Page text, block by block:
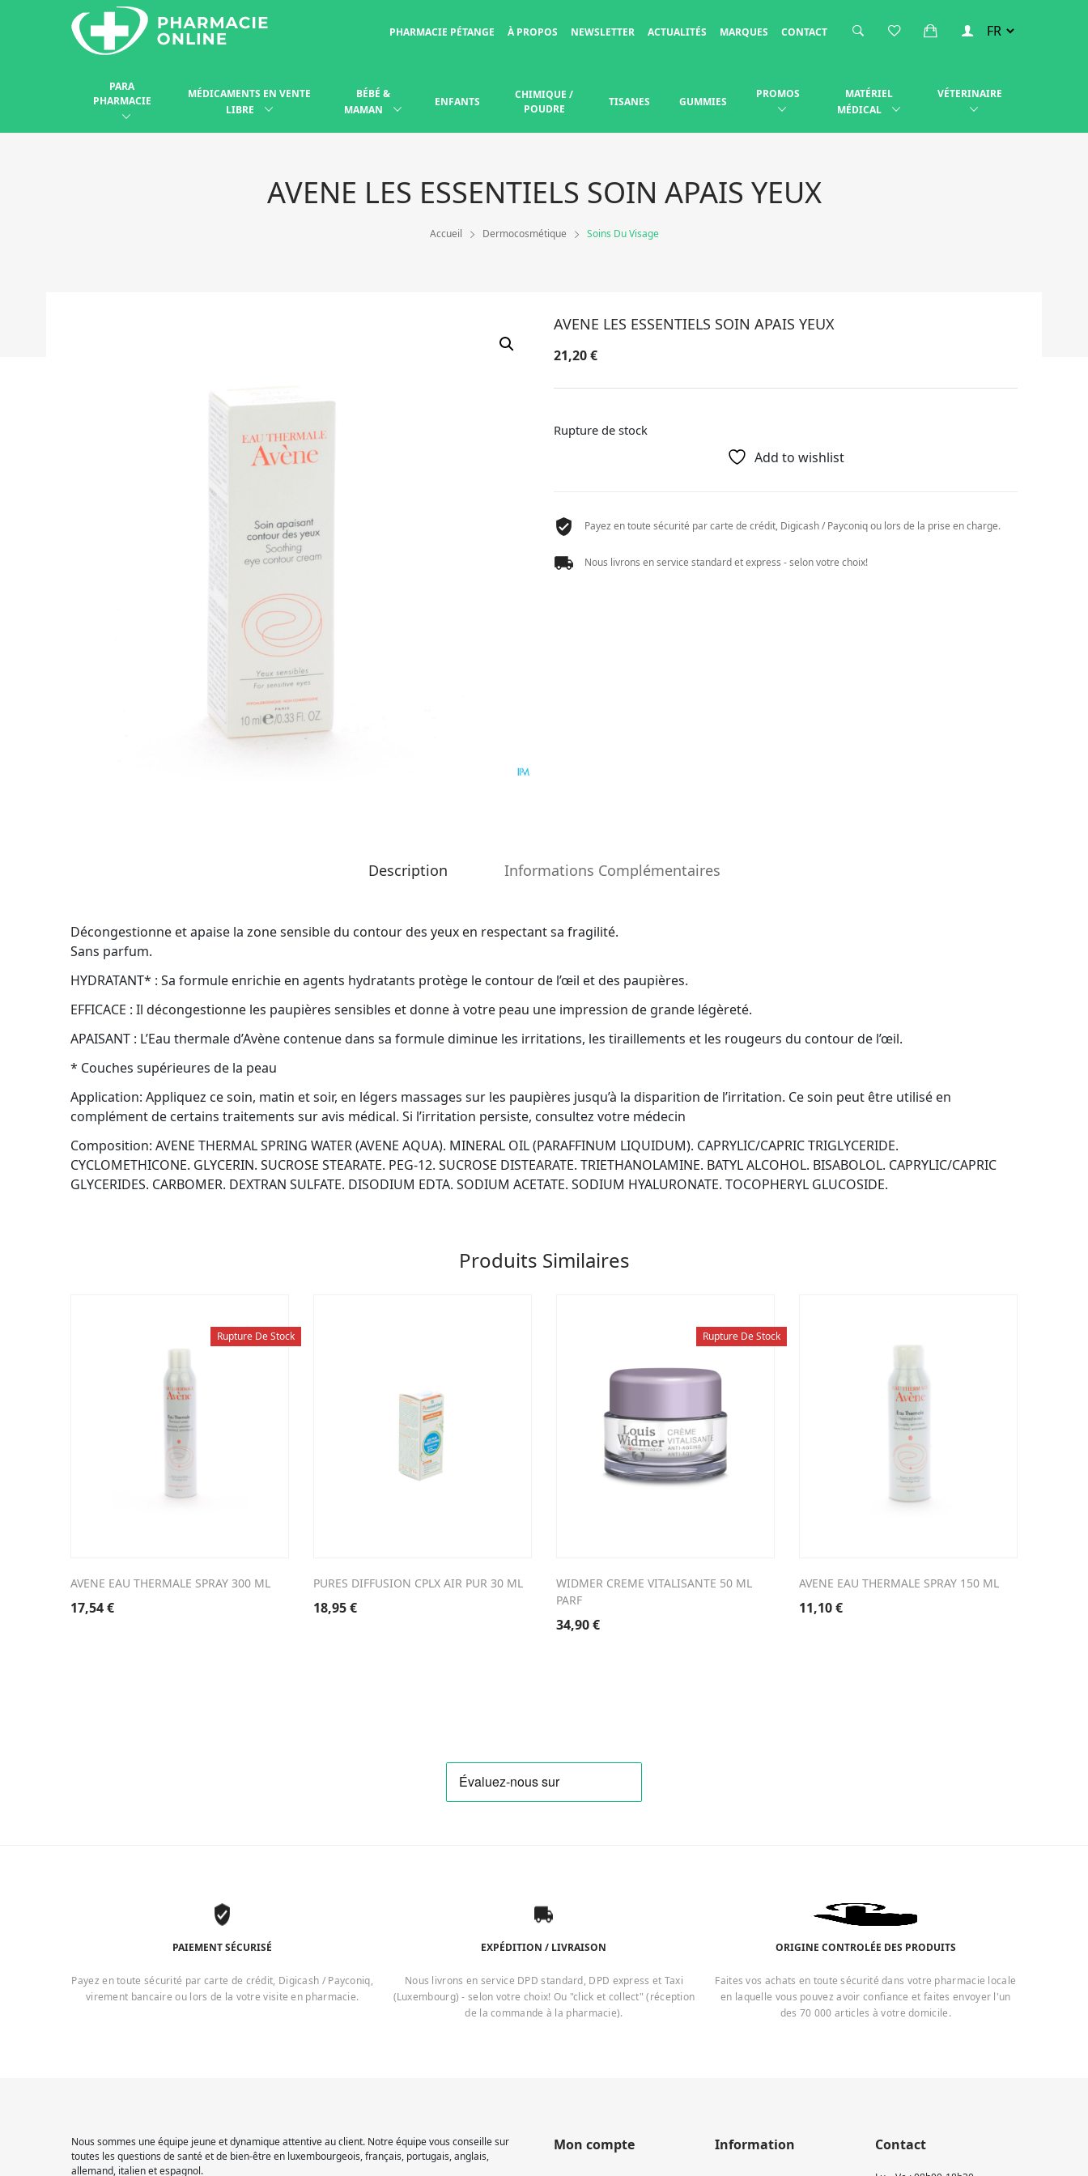
PHARMACIE PÉTANGE À PROPOS NEWSLETTER ACTUALITÉS MARQUES CONTACT
PARA
PHARMACIE
MÉDICAMENTS EN VENTE
LIBRE
BÉBÉ &
MAMAN
ENFANTS
CHIMIQUE /
POUDRE
TISANES GUMMIES
PROMOS
MATÉRIEL
MÉDICAL
VÉTERINAIRE
AVENE LES ESSENTIELS SOIN APAIS YEUX
Accueil Dermocosmétique Soins Du Visage
AVENE LES ESSENTIELS SOIN APAIS YEUX
21,20€
Rupture de stock
Add to wishlist
Payez en toute sécurité par carte de crédit, Digicash / Payconiq ou lors de la prise en charge.
Nous livrons en service standard et express - selon votre choix!
Description Informations Complémentaires
Décongestionne et apaise la zone sensible du contour des yeux en respectant sa fragilité.
Sans parfum.
HYDRATANT* : Sa formule enrichie en agents hydratants protège le contour de l’œil et des paupières.
EFFICACE : Il décongestionne les paupières sensibles et donne à votre peau une impression de grande légèreté.
APAISANT : L’Eau thermale d’Avène contenue dans sa formule diminue les irritations, les tiraillements et les rougeurs du contour de l’œil.
* Couches supérieures de la peau
Application: Appliquez ce soin, matin et soir, en légers massages sur les paupières jusqu’à la disparition de l’irritation. Ce soin peut être utilisé en
complément de certains traitements sur avis médical. Si l’irritation persiste, consultez votre médecin
Composition: AVENE THERMAL SPRING WATER (AVENE AQUA). MINERAL OIL (PARAFFINUM LIQUIDUM). CAPRYLIC/CAPRIC TRIGLYCERIDE.
CYCLOMETHICONE. GLYCERIN. SUCROSE STEARATE. PEG-12. SUCROSE DISTEARATE. TRIETHANOLAMINE. BATYL ALCOHOL. BISABOLOL. CAPRYLIC/CAPRIC
GLYCERIDES. CARBOMER. DEXTRAN SULFATE. DISODIUM EDTA. SODIUM ACETATE. SODIUM HYALURONATE. TOCOPHERYL GLUCOSIDE.
Produits Similaires
Rupture De Stock
AVENE EAU THERMALE SPRAY 300 ML
17,54€
PURES DIFFUSION CPLX AIR PUR 30 ML
18,95€
Rupture De Stock
WIDMER CREME VITALISANTE 50 ML
PARF
34,90€
AVENE EAU THERMALE SPRAY 150 ML
11,10€
PAIEMENT SÉCURISÉ
Payez en toute sécurité par carte de crédit, Digicash / Payconiq,
virement bancaire ou lors de la votre visite en pharmacie.
EXPÉDITION / LIVRAISON
Nous livrons en service DPD standard, DPD express et Taxi
(Luxembourg) - selon votre choix! Ou "click et collect" (réception
de la commande à la pharmacie).
ORIGINE CONTROLÉE DES PRODUITS
Faites vos achats en toute sécurité dans votre pharmacie locale
en laquelle vous pouvez avoir confiance et faites envoyer l'un
des 70 000 articles à votre domicile.
Nous sommes une équipe jeune et dynamique attentive au client. Notre équipe vous conseille sur
toutes les questions de santé et de bien-être en luxembourgeois, français, portugais, anglais,
allemand, italien et espagnol.
Mon compte Information Contact